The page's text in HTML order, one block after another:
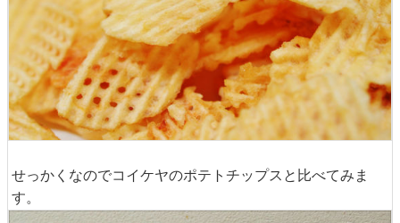
せっかくなのでコイケヤのポテトチップスと比べてみま
す。